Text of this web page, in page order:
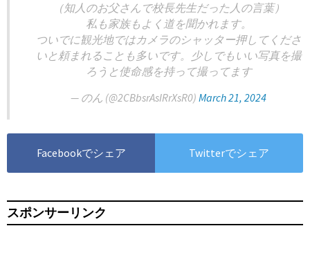
（知人のお父さんで校長先生だった人の言葉）
私も家族もよく道を聞かれます。
ついでに観光地ではカメラのシャッター押してくださ
いと頼まれることも多いです。少しでもいい写真を撮
ろうと使命感を持って撮ってます
— のん (@2CBbsrAsIRrXsR0) March 21, 2024
Facebookでシェア Twitterでシェア
スポンサーリンク